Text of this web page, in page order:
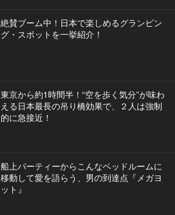
絶賛ブーム中！日本で楽しめるグランピン
グ・スポットを一挙紹介！
東京から約1時間半！“空を歩く気分”が味わ
える日本最長の吊り橋効果で、２人は強制
的に急接近！
船上パーティーからこんなベッドルームに
移動して愛を語らう、男の到達点『メガヨ
ット』